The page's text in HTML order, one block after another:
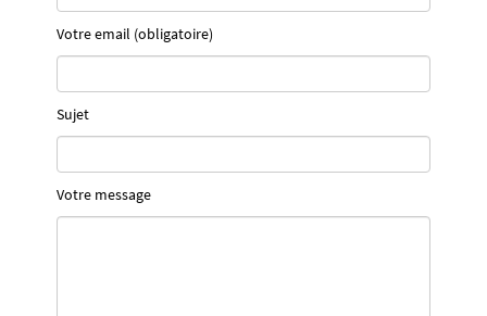
Votre email (obligatoire)
Sujet
Votre message